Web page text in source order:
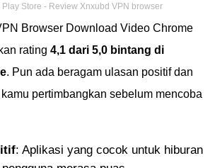
Play Store - Review Xnxubd VPN browser
Browser Download Video Chrome
rating 4,1 dari 5,0 bintang di
. Pun ada beragam ulasan positif dan
pertimbangkan sebelum mencoba
: Aplikasi yang cocok untuk hiburan